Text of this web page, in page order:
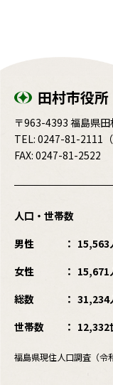
田村市役所
〒963-4393 福島県
TEL: 0247-81-2111
FAX: 0247-81-2522
人口・世帯数
男性
15,563
女性
15,671
総数
31,234
世帯数
12,332
福島県現住人口調査（令